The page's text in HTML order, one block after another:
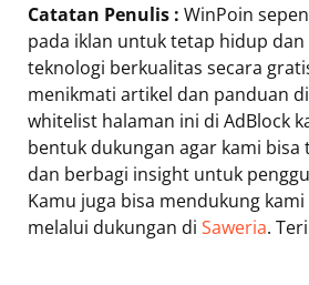
Catatan Penulis : WinPoin
pada iklan untuk tetap hidup
teknologi berkualitas secara
menikmati artikel dan panduan
whitelist halaman ini di AdBlock
bentuk dukungan agar kami
dan berbagi insight untuk
Kamu juga bisa mendukung
melalui dukungan di Saweria.